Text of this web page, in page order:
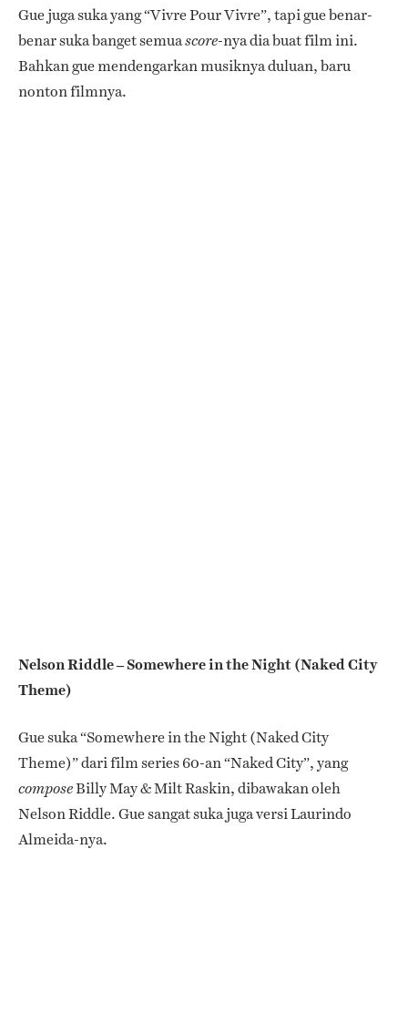
Gue juga suka yang “Vivre Pour Vivre”, tapi gue benar-
benar suka banget semuascore-nya dia buat film ini.
Bahkan gue mendengarkan musiknya duluan, baru
nonton filmnya.
Nelson Riddle – Somewhere in the Night (Naked City
Theme)
Gue suka “Somewhere in the Night (Naked City
Theme)” dari film series 60-an “Naked City”, yang
composeBilly May & Milt Raskin, dibawakan oleh
Nelson Riddle. Gue sangat suka juga versi Laurindo
Almeida-nya.